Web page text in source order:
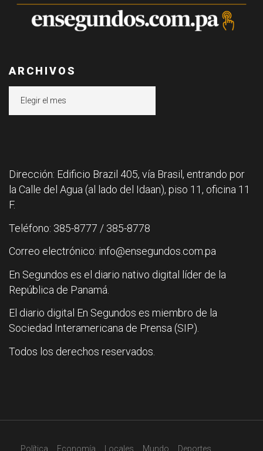
ARCHIVOS
Dirección: Edificio Brazil 405, vía Brasil, entrando por
la Calle del Agua (al lado del Idaan), piso 11, oficina 11
F.
Teléfono: 385-8777 / 385-8778
Correo electrónico: info@ensegundos.com.pa
En Segundos es el diario nativo digital líder de la
República de Panamá.
El diario digital En Segundos es miembro de la
Sociedad Interamericana de Prensa (SIP).
Todos los derechos reservados.
Política Economía Locales Mundo Deportes